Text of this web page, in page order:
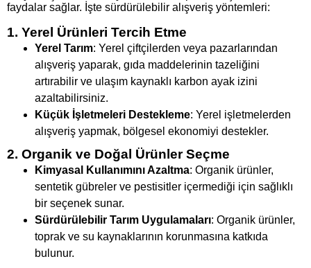
faydalar sağlar. İşte sürdürülebilir alışveriş yöntemleri:
1. Yerel Ürünleri Tercih Etme
Yerel Tarım: Yerel çiftçilerden veya pazarlarından
alışveriş yaparak, gıda maddelerinin tazeliğini
artırabilir ve ulaşım kaynaklı karbon ayak izini
azaltabilirsiniz.
Küçük İşletmeleri Destekleme: Yerel işletmelerden
alışveriş yapmak, bölgesel ekonomiyi destekler.
2. Organik ve Doğal Ürünler Seçme
Kimyasal Kullanımını Azaltma: Organik ürünler,
sentetik gübreler ve pestisitler içermediği için sağlıklı
bir seçenek sunar.
Sürdürülebilir Tarım Uygulamaları: Organik ürünler,
toprak ve su kaynaklarının korunmasına katkıda
bulunur.